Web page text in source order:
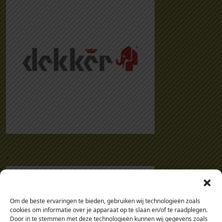
Om de beste ervaringen te bieden, gebruiken wij technologieën zoals
cookies om informatie over je apparaat op te slaan en/of te raadplegen.
Door in te stemmen met deze technologieën kunnen wij gegevens zoals
.